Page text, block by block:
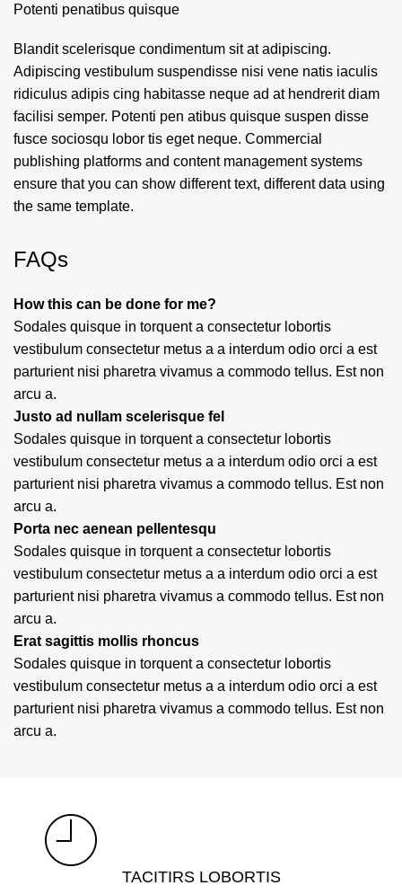
Potenti penatibus quisque
Blandit scelerisque condimentum sit at adipiscing.
Adipiscing vestibulum suspendisse nisi vene natis iaculis
ridiculus adipis cing habitasse neque ad at hendrerit diam
facilisi semper. Potenti pen atibus quisque suspen disse
fusce sociosqu lobor tis eget neque. Commercial
publishing platforms and content management systems
ensure that you can show different text, different data using
the same template.
FAQs
How this can be done for me?
Sodales quisque in torquent a consectetur lobortis
vestibulum consectetur metus a a interdum odio orci a est
parturient nisi pharetra vivamus a commodo tellus. Est non
arcu a.
Justo ad nullam scelerisque fel
Sodales quisque in torquent a consectetur lobortis
vestibulum consectetur metus a a interdum odio orci a est
parturient nisi pharetra vivamus a commodo tellus. Est non
arcu a.
Porta nec aenean pellentesqu
Sodales quisque in torquent a consectetur lobortis
vestibulum consectetur metus a a interdum odio orci a est
parturient nisi pharetra vivamus a commodo tellus. Est non
arcu a.
Erat sagittis mollis rhoncus
Sodales quisque in torquent a consectetur lobortis
vestibulum consectetur metus a a interdum odio orci a est
parturient nisi pharetra vivamus a commodo tellus. Est non
arcu a.
TACITIRS LOBORTIS